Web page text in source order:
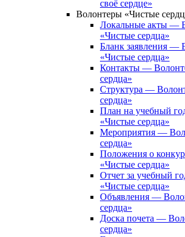
своё сердце»
Волонтеры «Чистые
Локальные акты —
«Чистые сердца»
Бланк заявления —
«Чистые сердца»
Контакты —
сердца»
Структура —
сердца»
План на учебный
«Чистые сердца»
Мероприятия —
сердца»
Положения о
«Чистые сердца»
Отчет за учебный
«Чистые сердца»
Объявления —
сердца»
Доска почета —
сердца»